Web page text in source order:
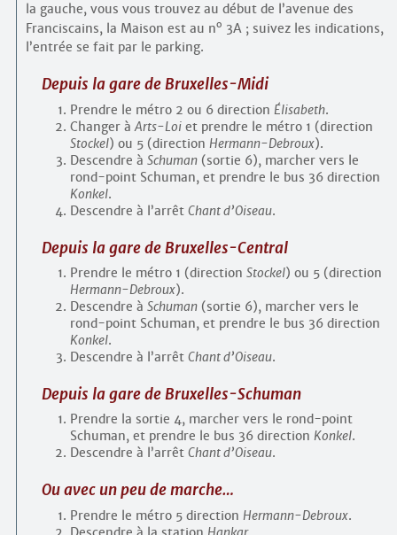
la gauche, vous vous trouvez au début de l’avenue des
Franciscains, la Maison est au no 3A ; suivez les indications,
l’entrée se fait par le parking.
Depuis la gare de Bruxelles-Midi
Prendre le métro 2 ou 6 direction Élisabeth.
Changer à Arts-Loiet prendre le métro 1 (direction
Stockel) ou 5 (direction Hermann-Debroux).
Descendre à Schuman(sortie 6), marcher vers le
rond-point Schuman, et prendre le bus 36 direction
Konkel.
Descendre à l’arrêt Chant d’Oiseau.
Depuis la gare de Bruxelles-Central
Prendre le métro 1 (direction Stockel) ou 5 (direction
Hermann-Debroux).
Descendre à Schuman(sortie 6), marcher vers le
rond-point Schuman, et prendre le bus 36 direction
Konkel.
Descendre à l’arrêt Chant d’Oiseau.
Depuis la gare de Bruxelles-Schuman
Prendre la sortie 4, marcher vers le rond-point
Schuman, et prendre le bus 36 direction Konkel.
Descendre à l’arrêt Chant d’Oiseau.
Ou avec un peu de marche…
Prendre le métro 5 direction Hermann-Debroux.